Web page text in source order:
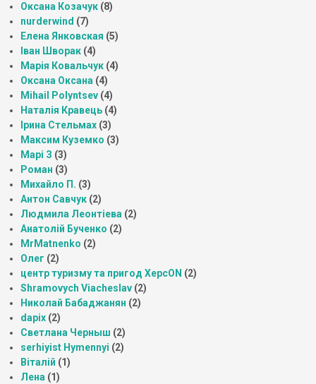
Оксана Козачук (8)
nurderwind (7)
Елена Янковская (5)
Іван Шворак (4)
Марія Ковальчук (4)
Оксана Оксана (4)
Mihail Polyntsev (4)
Наталія Кравець (4)
Ірина Стельмах (3)
Максим Куземко (3)
Марі З (3)
Роман (3)
Михайло П. (3)
Антон Савчук (2)
Людмила Леонтіева (2)
Анатолій Бученко (2)
MrMatnenko (2)
Олег (2)
центр туризму та пригод ХерсON (2)
Shramovych Viacheslav (2)
Николай Бабаджанян (2)
dapix (2)
Светлана Черныш (2)
serhiyist Hymennyi (2)
Віталій (1)
Лена (1)